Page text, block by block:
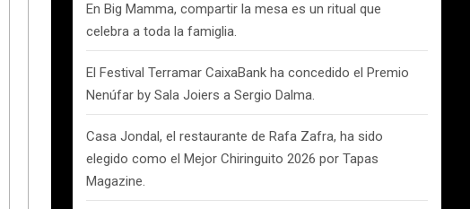
En Big Mamma, compartir la mesa es un ritual que
celebra a toda la famiglia.
El Festival Terramar CaixaBank ha concedido el Premio
Nenúfar by Sala Joiers a Sergio Dalma.
Casa Jondal, el restaurante de Rafa Zafra, ha sido
elegido como el Mejor Chiringuito 2026 por Tapas
Magazine.